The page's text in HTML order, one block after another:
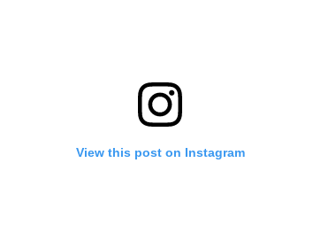
View this post on Instagram